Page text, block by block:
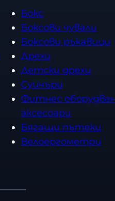
Бокс
Боксови чували
Боксови ръкавици
Дрехи
Детски дрехи
Суичъри
Фитнес
аксесоари
Бягащи пътеки
Велоергометри